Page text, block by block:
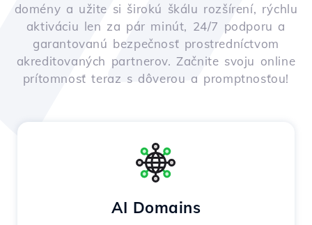
domény a užite si širokú škálu rozšírení, rýchlu
aktiváciu len za pár minút, 24/7 podporu a
garantovanú bezpečnosť prostredníctvom
akreditovaných partnerov. Začnite svoju online
prítomnosť teraz s dôverou a promptnosťou!
AI Domains